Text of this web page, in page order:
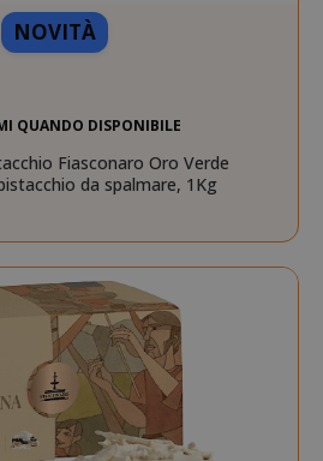
NOVITÀ
QUANDO DISPONIBILE
Fiasconaro Oro Verde
da spalmare, 1Kg